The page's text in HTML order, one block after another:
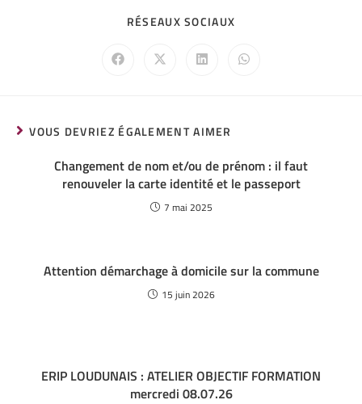
RÉSEAUX SOCIAUX
VOUS DEVRIEZ ÉGALEMENT AIMER
Changement de nom et/ou de prénom : il faut
renouveler la carte identité et le passeport
7 mai 2025
Attention démarchage à domicile sur la commune
15 juin 2026
ERIP LOUDUNAIS : ATELIER OBJECTIF FORMATION
mercredi 08.07.26